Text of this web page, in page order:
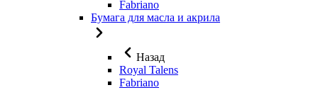
Fabriano
Бумага для масла и акрила
Назад
Royal Talens
Fabriano